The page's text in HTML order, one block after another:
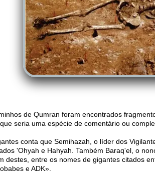
de Qumran foram encontrados
seria uma espécie de comentário ou
conta que Semihazah, o líder dos
'Ohyah e Hahyah. Também Baraq'el, o
destes, entre os nomes de gigantes citados
e ADK».